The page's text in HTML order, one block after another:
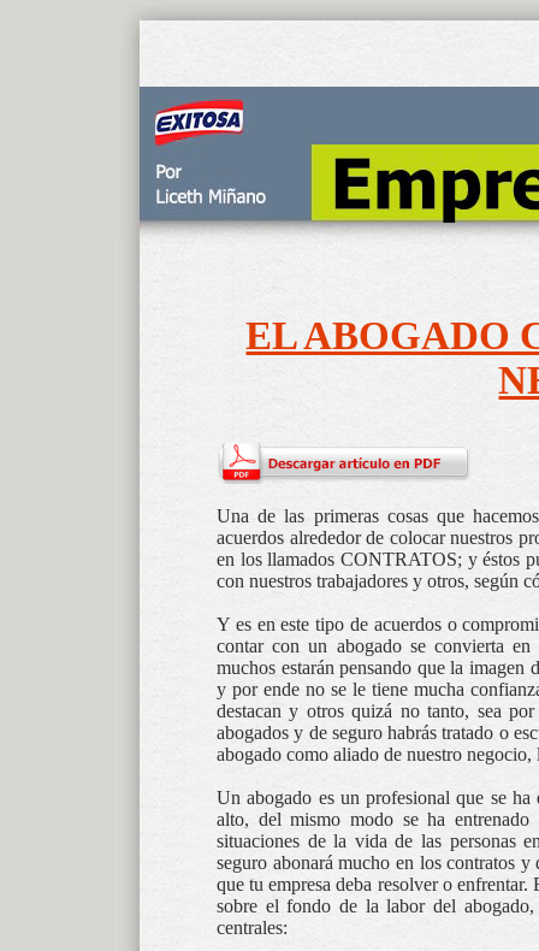
EL ABOGADO
Una de las primeras cosas que
acuerdos alrededor de colocar nuestros
en los llamados CONTRATOS; y éstos
con nuestros trabajadores y otros, según
Y es en este tipo de acuerdos o
contar con un abogado se convierta
muchos estarán pensando que la imagen
y por ende no se le tiene mucha
destacan y otros quizá no tanto, sea
abogados y de seguro habrás tratado o
abogado como aliado de nuestro
Un abogado es un profesional que se
alto, del mismo modo se ha
situaciones de la vida de las personas
seguro abonará mucho en los contratos
que tu empresa deba resolver o
sobre el fondo de la labor del
centrales: